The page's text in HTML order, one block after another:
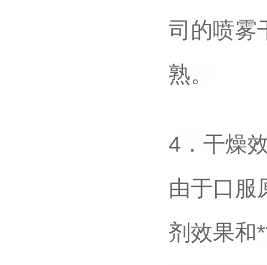
司的喷雾
熟。
4．干燥
由于口服
剂效果和